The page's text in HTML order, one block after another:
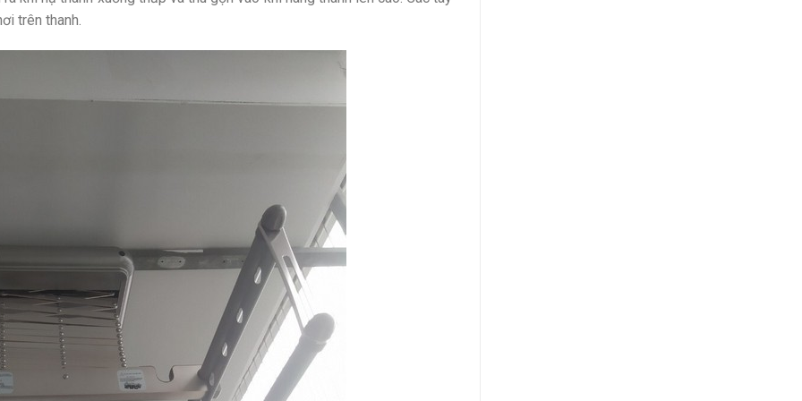
trên thanh.